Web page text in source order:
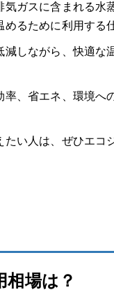
特徴
ガスに含まれる水
めるために利用する
しながら、快適な
、省エネ、環境へ
い人は、ぜひエコ
相場は？